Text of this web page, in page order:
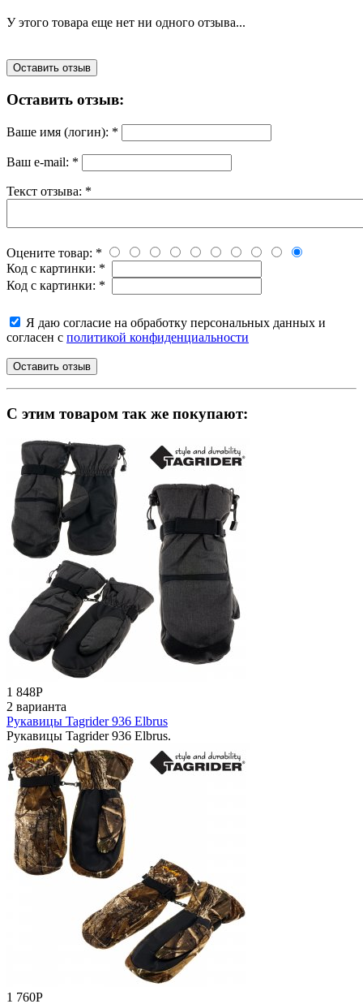
У этого товара еще нет ни одного отзыва...
Оставить отзыв
Оставить отзыв:
Ваше имя (логин): *
Ваш e-mail: *
Текст отзыва: *
Оцените товар: *
Код с картинки: *
Код с картинки: *
Я даю согласие на обработку персональных данных и
согласен с политикой конфиденциальности
C этим товаром так же покупают:
1 848Р
2 варианта
Рукавицы Tagrider 936 Elbrus
Рукавицы Tagrider 936 Elbrus.
1 760Р